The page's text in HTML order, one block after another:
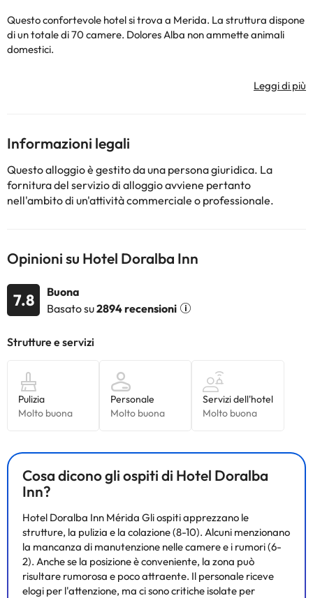
Questo confortevole hotel si trova a Merida. La struttura dispone
di un totale di 70 camere. Dolores Alba non ammette animali
domestici.
Alcuni dei servizi dettagliati possono essere pagati. Puoi
servizio di ristorazione in base alle esigenze. Queste informazioni
sono soggette a modifiche da parte della struttura ricettiva.
Alcuni dei servizi indicati potrebbero essere a pagamento. Puoi
consultare le relative tariffe direttamente presso la struttura.
Informazioni legali
Questo alloggio è gestito da una persona giuridica. La
fornitura del servizio di alloggio avviene pertanto
nell'ambito di un'attività commerciale o professionale.
Opinioni su Hotel Doralba Inn
7.8
Buona
Basato su2894 recensioni
Cosa dicono gli ospiti di Hotel Doralba
Inn?
Hotel Doralba Inn Mérida Gli ospiti apprezzano le
strutture, la pulizia e la colazione (8-10). Alcuni menzionano
la mancanza di manutenzione nelle camere e i rumori (6-
2). Anche se la posizione è conveniente, la zona può
risultare rumorosa e poco attraente. Il personale riceve
elogi per l'attenzione, ma ci sono critiche isolate per